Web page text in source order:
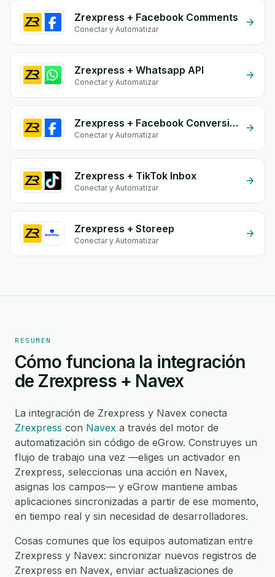
Zrexpress + Facebook Comments
Conectar y Automatizar
Zrexpress + Whatsapp API
Conectar y Automatizar
Zrexpress + Facebook Conversion API (CAPI)
Conectar y Automatizar
Zrexpress + TikTok Inbox
Conectar y Automatizar
Zrexpress + Storeep
Conectar y Automatizar
RESUMEN
Cómo funciona la integración
de Zrexpress + Navex
La integración de Zrexpress y Navex conecta
Zrexpress con Navex a través del motor de
automatización sin código de eGrow. Construyes un
flujo de trabajo una vez —eliges un activador en
Zrexpress, seleccionas una acción en Navex,
asignas los campos— y eGrow mantiene ambas
aplicaciones sincronizadas a partir de ese momento,
en tiempo real y sin necesidad de desarrolladores.
Cosas comunes que los equipos automatizan entre
Zrexpress y Navex: sincronizar nuevos registros de
Zrexpress en Navex, enviar actualizaciones de